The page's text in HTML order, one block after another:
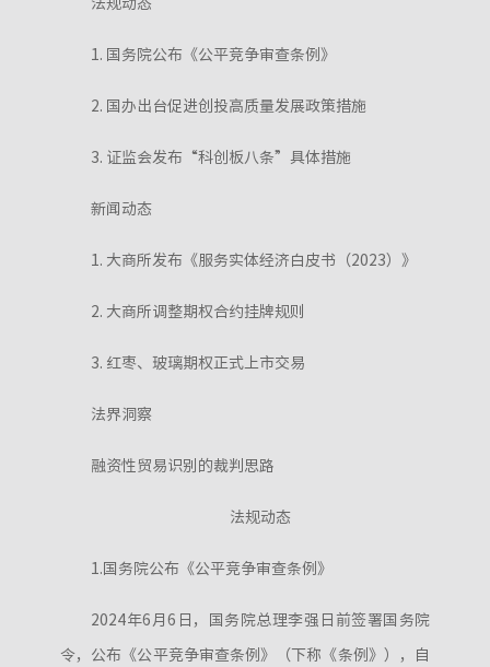
法规动态
1. 国务院公布《公平竞争审查条例》
2. 国办出台促进创投高质量发展政策措施
3. 证监会发布“科创板八条”具体措施
新闻动态
1. 大商所发布《服务实体经济白皮书（2023）》
2. 大商所调整期权合约挂牌规则
3. 红枣、玻璃期权正式上市交易
法界洞察
融资性贸易识别的裁判思路
法规动态
1.国务院公布《公平竞争审查条例》
2024年6月6日，国务院总理李强日前签署国务院
令，公布《公平竞争审查条例》（下称《条例》），自